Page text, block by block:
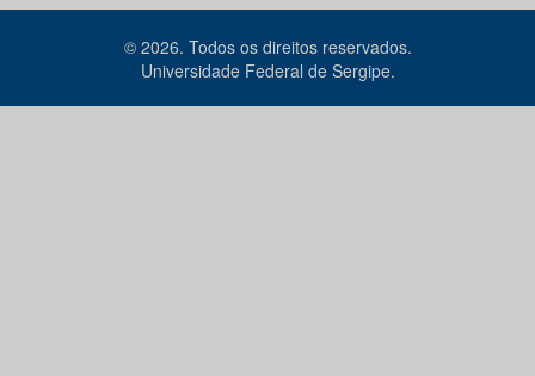
© 2026. Todos os direitos reservados.
Universidade Federal de Sergipe.